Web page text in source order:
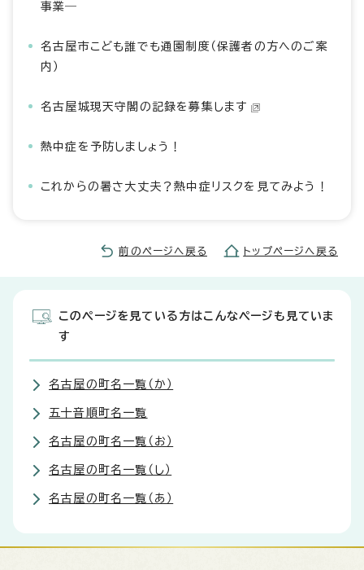
事業―
名古屋市こども誰でも通園制度（保護者の方へのご案
内）
名古屋城現天守閣の記録を募集します
熱中症を予防しましょう！
これからの暑さ大丈夫？熱中症リスクを見てみよう！
前のページへ戻る トップページへ戻る
このページを見ている方はこんなページも見ていま
す
名古屋の町名一覧（か）
五十音順町名一覧
名古屋の町名一覧（お）
名古屋の町名一覧（し）
名古屋の町名一覧（あ）